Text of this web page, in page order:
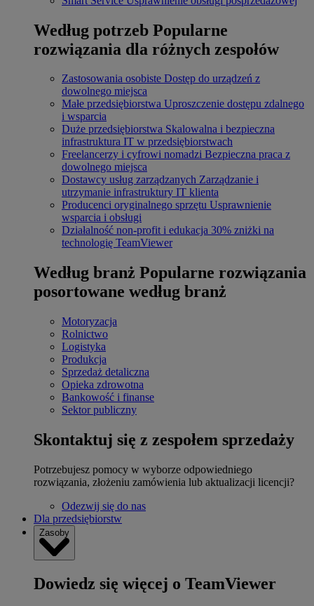
Według potrzeb Popularne
rozwiązania dla różnych zespołów
Zastosowania osobiste Dostęp do urządzeń z
dowolnego miejsca
Małe przedsiębiorstwa Uproszczenie dostępu zdalnego
i wsparcia
Duże przedsiębiorstwa Skalowalna i bezpieczna
infrastruktura IT w przedsiębiorstwach
Freelancerzy i cyfrowi nomadzi Bezpieczna praca z
dowolnego miejsca
Dostawcy usług zarządzanych Zarządzanie i
utrzymanie infrastruktury IT klienta
Producenci oryginalnego sprzętu Usprawnienie
wsparcia i obsługi
Działalność non-profit i edukacja 30% zniżki na
technologię TeamViewer
Według branż Popularne rozwiązania
posortowane według branż
Motoryzacja
Rolnictwo
Logistyka
Produkcja
Sprzedaż detaliczna
Opieka zdrowotna
Bankowość i finanse
Sektor publiczny
Skontaktuj się z zespołem sprzedaży
Potrzebujesz pomocy w wyborze odpowiedniego
rozwiązania, złożeniu zamówienia lub aktualizacji licencji?
Odezwij się do nas
Dla przedsiębiorstw
Zasoby
Dowiedz się więcej o TeamViewer